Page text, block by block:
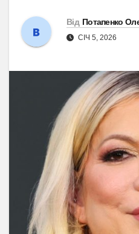
Від Потапенко
СІЧ 5, 2026